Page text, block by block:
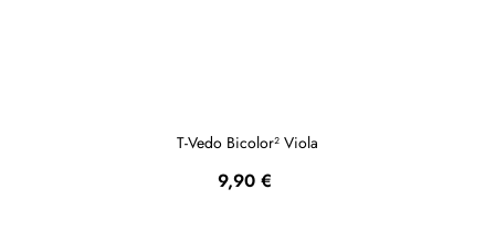
T-Vedo Bicolor² Viola
Prezzo
9,90 €